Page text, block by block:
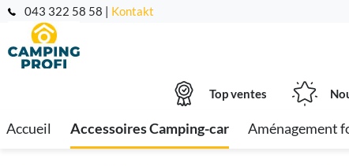
043 322 58 58 | Kontakt
Top ventes
Accueil Accessoires Camping-car Aménagement